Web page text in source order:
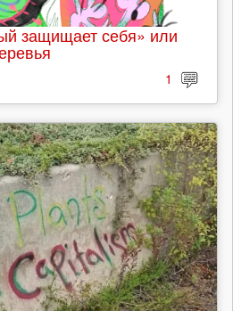
защищает себя» или
1